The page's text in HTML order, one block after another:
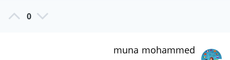
0
muna mohammed